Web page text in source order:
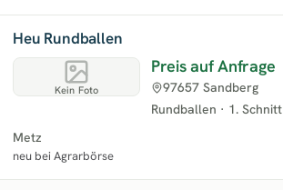
Kein Foto
Heu Rundballen
Preis auf Anfrage
Rundballen · 1. Schnitt
97657 Sandberg
Metz
neu bei Agrarbörse